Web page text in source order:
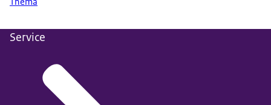
Service